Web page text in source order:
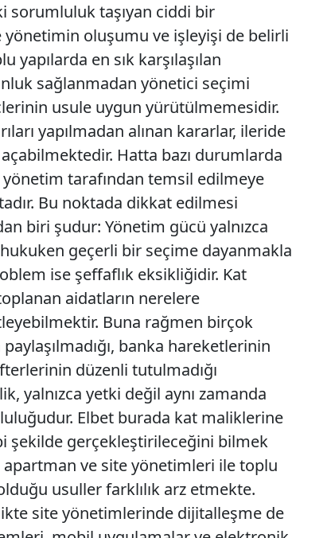
Edirne
Elazığ
Erzincan
Erzurum
Gaziantep
Giresun
Gümüşhane
Hakkari
Isparta
Mersin
İstanbul
İzmir
sorumluluk taşıyan ciddi bir
yönetimin oluşumu ve işleyişi de belirli
en sık karşılaşılan
sağlanmadan yönetici seçimi
usule uygun yürütülmemesidir.
yapılmadan alınan kararlar, ileride
Hatta bazı durumlarda
tarafından temsil edilmeye
Bu noktada dikkat edilmesi
biri şudur: Yönetim gücü yalnızca
geçerli bir seçime dayanmakla
ise şeffaflık eksikliğidir. Kat
aidatların nerelere
Buna rağmen birçok
banka hareketlerinin
düzenli tutulmadığı
yalnızca yetki değil aynı zamanda
Elbet burada kat maliklerine
şekilde gerçekleştirileceğini bilmek
ve site yönetimleri ile toplu
usuller farklılık arz etmekte.
site yönetimlerinde dijitalleşme de